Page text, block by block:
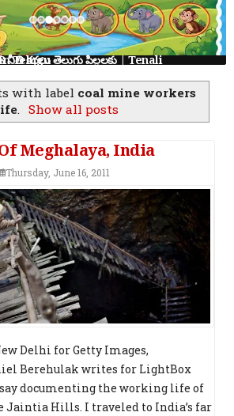
Stories in Telugu
with label coal mine workers
. Show all posts
Meghalaya, India
Thursday, June 16, 2011
Delhi for Getty Images,
Berehulak writes for LightBox
documenting the working life of
Jaintia Hills. I traveled to India’s far